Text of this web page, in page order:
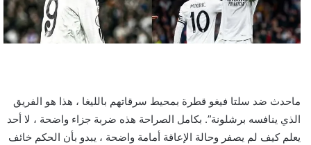
ماحدث ضد سلتا فيغو قطرة بمحيط سرقاتهم بالليغا ، هذا هو الفريق
الذي ينافسه برشلونة”. بكامل الصراحة هذه ضربة جزاء واضحة ، لا أحد
يعلم كيف لم يصفر وحالة الإعاقة أمامة واضحة ، يبدو بأن الحكم خائف